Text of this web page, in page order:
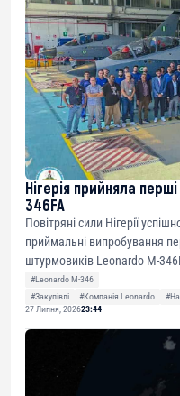
Нігерія прийняла
346FA
Повітряні сили Нігерії
приймальні випробування
штурмовиків Leonardo M-
#Leonardo M-346
#Закупівлі
#Компанія Leonardo
27 Липня, 202623:44